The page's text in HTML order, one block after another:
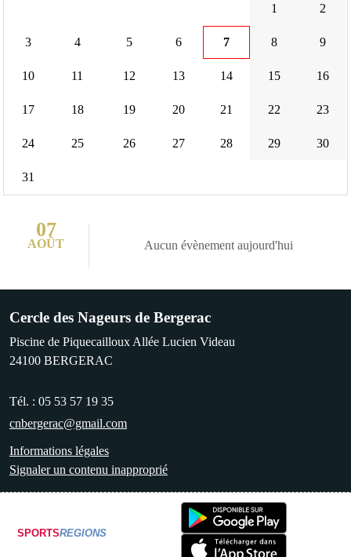
1 2
3 4 5 6 7 8 9
10 11 12 13 14 15 16
17 18 19 20 21 22 23
24 25 26 27 28 29 30
31
07
AOÛT Aucun évènement aujourd'hui
Cercle des Nageurs de Bergerac
Piscine de Piquecailloux Allée Lucien Videau
24100 BERGERAC
Tél. : 05 53 57 19 35
cnbergerac@gmail.com
Informations légales
Signaler un contenu inapproprié
SPORTSREGIONS